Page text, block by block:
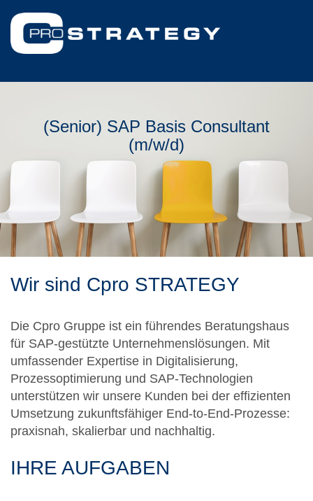
(Senior) SAP Basis Consultant
(m/w/d)
Wir sind Cpro STRATEGY
Die Cpro Gruppe ist ein führendes Beratungshaus
für SAP-gestützte Unternehmenslösungen. Mit
umfassender Expertise in Digitalisierung,
Prozessoptimierung und SAP-Technologien
unterstützen wir unsere Kunden bei der effizienten
Umsetzung zukunftsfähiger End-to-End-Prozesse:
praxisnah, skalierbar und nachhaltig.
IHRE AUFGABEN